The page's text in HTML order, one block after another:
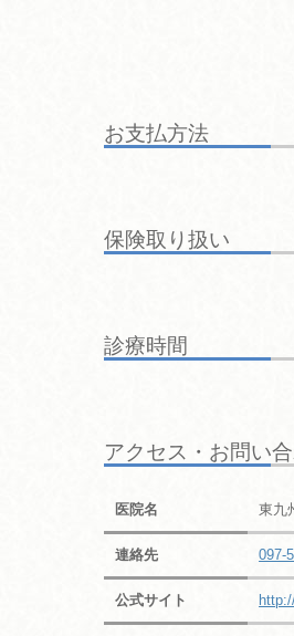
お支払方法
保険取り扱い
診療時間
アクセス・お問い
医院名 東九
連絡先 097-
公式サイト